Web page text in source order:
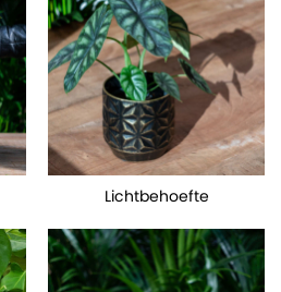
Lichtbehoefte